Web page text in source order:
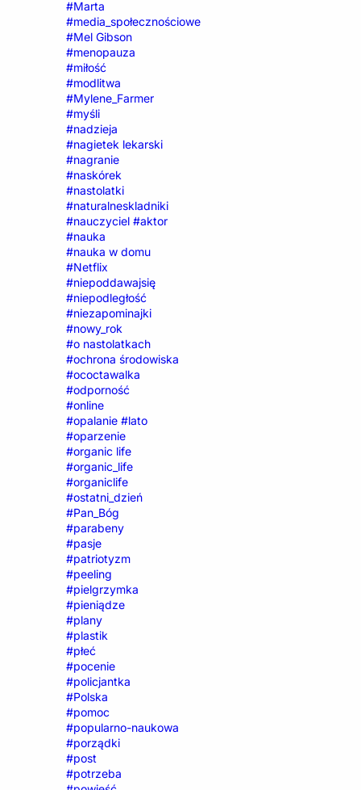
#Marta
#media_społecznościowe
#Mel Gibson
#menopauza
#miłość
#modlitwa
#Mylene_Farmer
#myśli
#nadzieja
#nagietek lekarski
#nagranie
#naskórek
#nastolatki
#naturalneskladniki
#nauczyciel #aktor
#nauka
#nauka w domu
#Netflix
#niepoddawajsię
#niepodległość
#niezapominajki
#nowy_rok
#o nastolatkach
#ochrona środowiska
#ococtawalka
#odporność
#online
#opalanie #lato
#oparzenie
#organic life
#organic_life
#organiclife
#ostatni_dzień
#Pan_Bóg
#parabeny
#pasje
#patriotyzm
#peeling
#pielgrzymka
#pieniądze
#plany
#plastik
#płeć
#pocenie
#policjantka
#Polska
#pomoc
#popularno-naukowa
#porządki
#post
#potrzeba